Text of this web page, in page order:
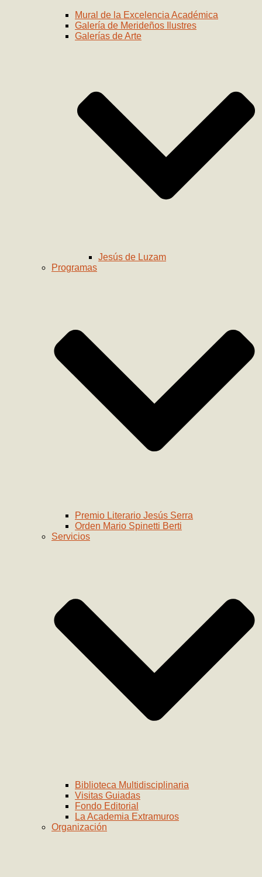
Mural de la Excelencia Académica
Galería de Merideños Ilustres
Galerías de Arte
Jesús de Luzam
Programas
Premio Literario Jesús Serra
Orden Mario Spinetti Berti
Servicios
Biblioteca Multidisciplinaria
Visitas Guiadas
Fondo Editorial
La Academia Extramuros
Organización